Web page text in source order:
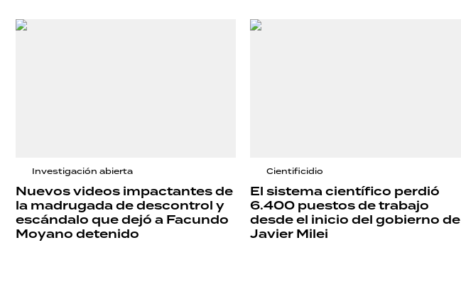
Investigación abierta
Nuevos videos impactantes de
la madrugada de descontrol y
escándalo que dejó a Facundo
Moyano detenido
Cientificidio
El sistema científico perdió
6.400 puestos de trabajo
desde el inicio del gobierno de
Javier Milei